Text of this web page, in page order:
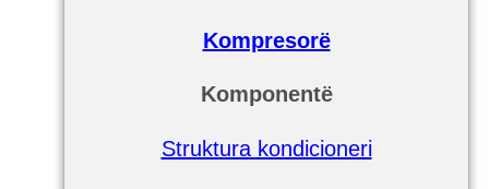
Kompresorë
Komponentë
Struktura kondicioneri